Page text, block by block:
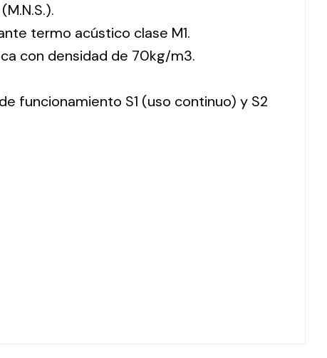
termo acústico clase M1.
con densidad de 70kg/m3.
funcionamiento S1 (uso continuo) y S2